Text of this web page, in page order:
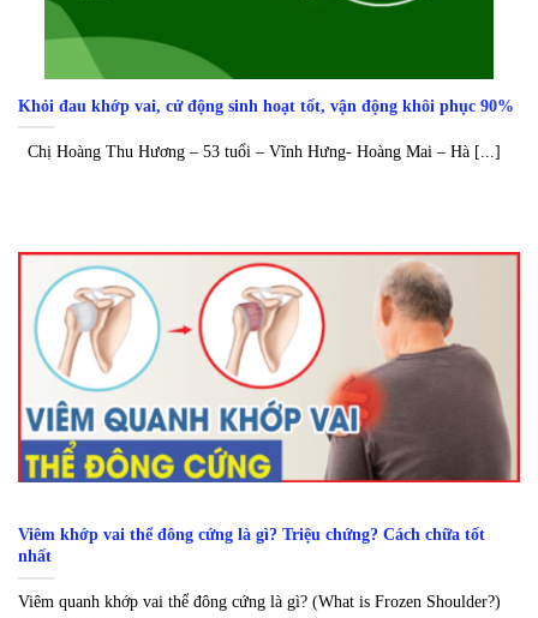
Khỏi đau khớp vai, cử động sinh hoạt tốt, vận động khôi phục 90%
Chị Hoàng Thu Hương – 53 tuổi – Vĩnh Hưng- Hoàng Mai – Hà [...]
Viêm khớp vai thể đông cứng là gì? Triệu chứng? Cách chữa tốt
nhất
Viêm quanh khớp vai thể đông cứng là gì? (What is Frozen Shoulder?)